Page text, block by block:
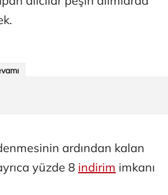
ardından kalan
yüzde 8 indirim imkanı